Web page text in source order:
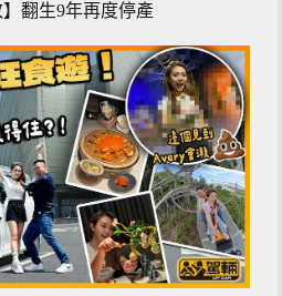
】翻生9年再度停產